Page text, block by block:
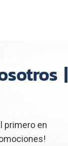
|
primero en